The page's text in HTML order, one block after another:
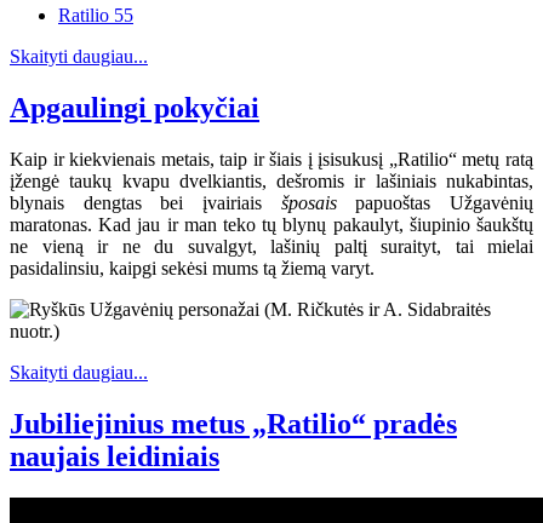
Ratilio 55
Skaityti daugiau...
Apgaulingi pokyčiai
Kaip ir kiekvienais metais, taip ir šiais į įsisukusį „Ratilio“ metų ratą
įžengė taukų kvapu dvelkiantis, dešromis ir lašiniais nukabintas,
blynais dengtas bei įvairiais šposaispapuoštas Užgavėnių
maratonas. Kad jau ir man teko tų blynų pakaulyt, šiupinio šaukštų
ne vieną ir ne du suvalgyt, lašinių paltį suraityt, tai mielai
pasidalinsiu, kaipgi sekėsi mums tą žiemą varyt.
Skaityti daugiau...
Jubiliejinius metus „Ratilio“ pradės
naujais leidiniais